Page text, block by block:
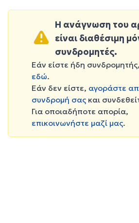
Η ανάγνωση του
είναι διαθέσιμη
συνδρομητές.
Εάν είστε ήδη συνδρομητής,
εδώ.
Εάν δεν είστε, αγοράστε
συνδρομή σας και
Για οποιαδήποτε απορία,
επικοινωνήστε μαζί μας.